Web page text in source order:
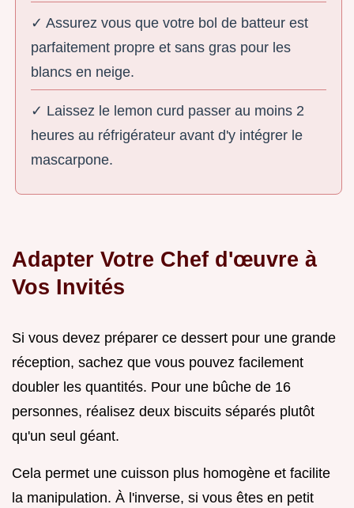
✓ Assurez vous que votre bol de batteur est
parfaitement propre et sans gras pour les
blancs en neige.
✓ Laissez le lemon curd passer au moins 2
heures au réfrigérateur avant d'y intégrer le
mascarpone.
Adapter Votre Chef d'œuvre à
Vos Invités
Si vous devez préparer ce dessert pour une grande
réception, sachez que vous pouvez facilement
doubler les quantités. Pour une bûche de 16
personnes, réalisez deux biscuits séparés plutôt
qu'un seul géant.
Cela permet une cuisson plus homogène et facilite
la manipulation. À l'inverse, si vous êtes en petit